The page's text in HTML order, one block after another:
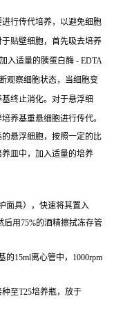
进行传代培养，以避免细胞
贴壁细胞，首先吸去培养
入适量的胰蛋白酶 - EDTA
观察细胞状态，当细胞变
终止消化。对于悬浮细
养基重悬细胞进行传代。
悬浮细胞，按照一定的比
皿中，加入适量的培养
面具），快速将其置入
用75%的酒精擦拭冻存管
的15ml离心管中，1000rpm
至T25培养瓶，放于